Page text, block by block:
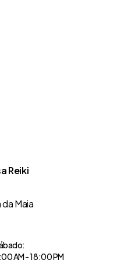
Reiki
Maia
AM - 18:00 PM